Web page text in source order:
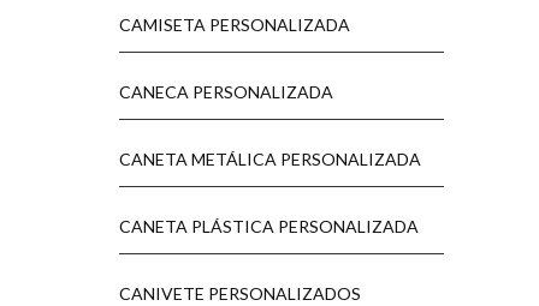
CAMISETA PERSONALIZADA
CANECA PERSONALIZADA
CANETA METÁLICA PERSONALIZADA
CANETA PLÁSTICA PERSONALIZADA
CANIVETE PERSONALIZADOS